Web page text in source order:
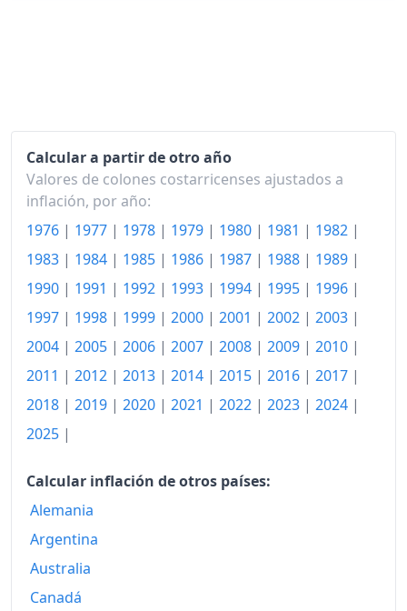
1991
915.39
1992
1993
1,223.89
1994
1,389.53
1995
1,711.72
1996
2,011.46
1997
2,277.94
2,543.54
3,105.86
2001
2002
2003
Calcular a partir de otro año
Valores de colones costarricenses ajustados a
inflación, por año:
1976 | 1977 | 1978 | 1979 | 1980 | 1981 | 1982 |
1983 | 1984 | 1985 | 1986 | 1987 | 1988 | 1989 |
1990 | 1991 | 1992 | 1993 | 1994 | 1995 | 1996 |
1997 | 1998 | 1999 | 2000 | 2001 | 2002 | 2003 |
2004 | 2005 | 2006 | 2007 | 2008 | 2009 | 2010 |
2011 | 2012 | 2013 | 2014 | 2015 | 2016 | 2017 |
2018 | 2019 | 2020 | 2021 | 2022 | 2023 | 2024 |
2025 |
Calcular inflación de otros países:
Alemania
Argentina
Australia
Canadá